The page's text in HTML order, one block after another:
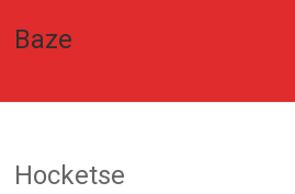
Baze
Hocketse